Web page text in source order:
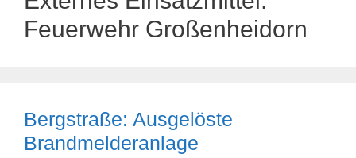
Feuerwehr Großenheidorn
Bergstraße: Ausgelöste
Brandmelderanlage